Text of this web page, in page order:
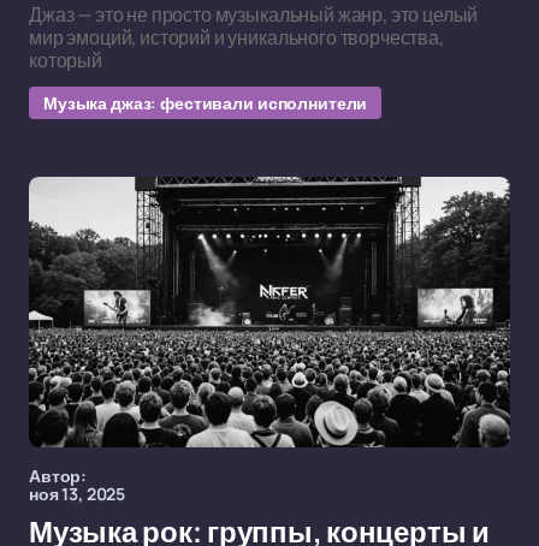
Джаз — это не просто музыкальный жанр, это целый
мир эмоций, историй и уникального творчества,
который
Музыка джаз: фестивали исполнители
Автор:
ноя 13, 2025
Музыка рок: группы, концерты и